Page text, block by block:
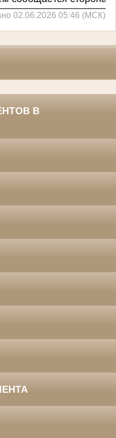
02.06.2026 05:46 (МСК)
В